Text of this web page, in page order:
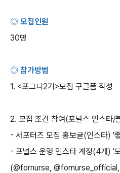
◎ 모집인원
30명
◎ 참가방법
1. <포그니 2기 >모집 구글폼 작성
2. 모집 조건 참여(포널스 인스타/
- 서포터즈 모집 홍보글(인스타) '
- 포널스 운영 인스타 계정(4개) '
(@fornurse,